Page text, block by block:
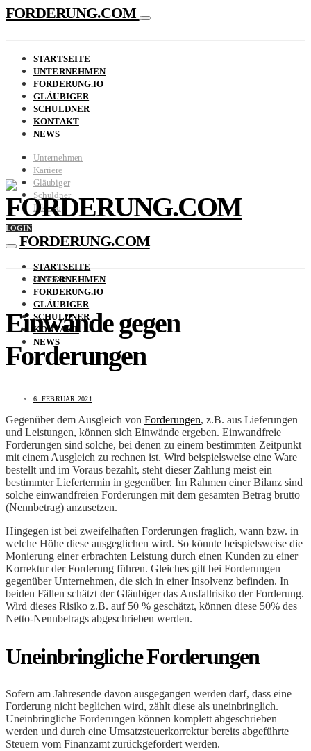
FORDERUNG.COM
STARTSEITE
UNTERNEHMEN
FORDERUNG.IO
GLÄUBIGER
SCHULDNER
KONTAKT
NEWS
Unternehmen
Karriere
Gläubiger
Schuldner
Inkasso
FORDERUNG.COM
LOGIN
FORDERUNG.COM
STARTSEITE
UNTERNEHMEN
FORDERUNG.IO
GLÄUBIGER
SCHULDNER
KONTAKT
NEWS
GLOSSAR
Einwände gegen
Forderungen
6. FEBRUAR 2021
Gegenüber dem Ausgleich von Forderungen, z.B. aus Lieferungen
und Leistungen, können sich Einwände ergeben. Einwandfreie
Forderungen sind solche, bei denen zu einem bestimmten Zeitpunkt
mit einem Ausgleich zu rechnen ist. Wird beispielsweise eine Ware
bestellt und im Voraus bezahlt, steht dieser Zahlung meist ein
bestimmter Liefertermin in gegenüber. Im Rahmen einer Bilanz sind
solche einwandfreien Forderungen mit dem gesamten Betrag brutto
(Nennbetrag) anzusetzen.
Hingegen ist bei zweifelhaften Forderungen fraglich, wann bzw. in
welche Höhe diese ausgeglichen wird. So könnte beispielsweise die
Monierung einer erbrachten Leistung durch einen Kunden zu einer
Korrektur der Forderung führen. Gleiches gilt bei Forderungen
gegenüber Unternehmen, die sich in einer Insolvenz befinden. In
beiden Fällen schätzt der Gläubiger das Ausfallrisiko der Forderung.
Wird dieses Risiko z.B. auf 50 % geschätzt, können diese 50% des
Netto-Nennbetrags abgeschrieben werden.
Uneinbringliche Forderungen
Sofern am Jahresende davon ausgegangen werden darf, dass eine
Forderung nicht beglichen wird, zählt diese als uneinbringlich.
Uneinbringliche Forderungen können komplett abgeschrieben
werden und durch eine Umsatzsteuerkorrektur bereits abgeführte
Steuern vom Finanzamt zurückgefordert werden.